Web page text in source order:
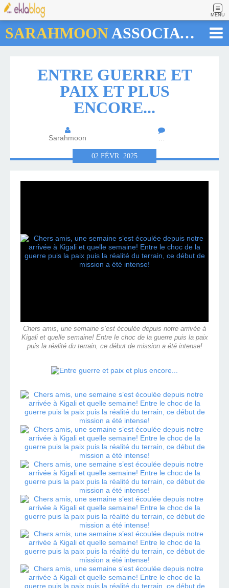
MENU
SARAHMOON ASSOCIATION
ENTRE GUERRE ET
PAIX ET PLUS
ENCORE...
Sarahmoon …
02 FÉVR. 2025
Chers amis, une semaine s’est écoulée depuis notre arrivée à
Kigali et quelle semaine! Entre le choc de la guerre puis la paix
puis la réalité du terrain, ce début de mission a été intense!